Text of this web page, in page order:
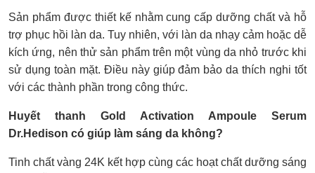
Sản phẩm được thiết kế nhằm cung cấp dưỡng chất và hỗ
trợ phục hồi làn da. Tuy nhiên, với làn da nhạy cảm hoặc dễ
kích ứng, nên thử sản phẩm trên một vùng da nhỏ trước khi
sử dụng toàn mặt. Điều này giúp đảm bảo da thích nghi tốt
với các thành phần trong công thức.
Huyết thanh Gold Activation Ampoule Serum
Dr.Hedison có giúp làm sáng da không?
Tinh chất vàng 24K kết hợp cùng các hoạt chất dưỡng sáng